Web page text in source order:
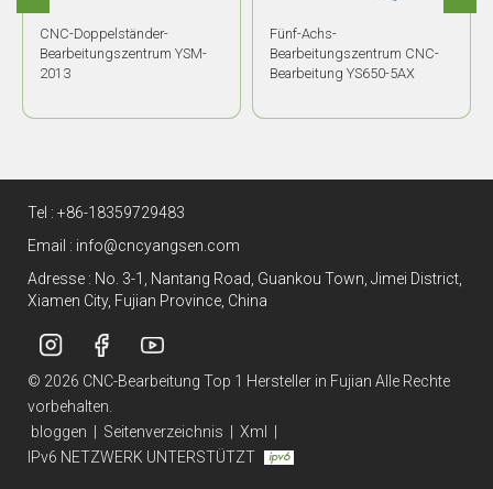
CNC-Doppelständer-
Bearbeitungszentrum YSM-
2013
Fünf-Achs-
Bearbeitungszentrum CNC-
Bearbeitung YS650-5AX
Tel : +86-18359729483
Email : info@cncyangsen.com
Adresse : No. 3-1, Nantang Road, Guankou Town, Jimei District,
Xiamen City, Fujian Province, China
© 2026 CNC-Bearbeitung Top 1 Hersteller in Fujian Alle Rechte
vorbehalten.
bloggen | Seitenverzeichnis | Xml |
IPv6 NETZWERK UNTERSTÜTZT